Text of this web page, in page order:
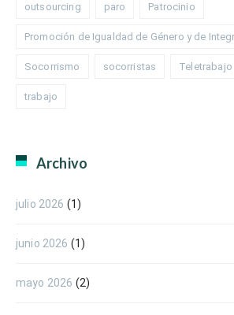
outsourcing paro Patrocinio
Promoción de Igualdad de Género y de
Socorrismo socorristas Teletrabajo
trabajo
Archivo
julio 2026 (1)
junio 2026 (1)
mayo 2026 (2)